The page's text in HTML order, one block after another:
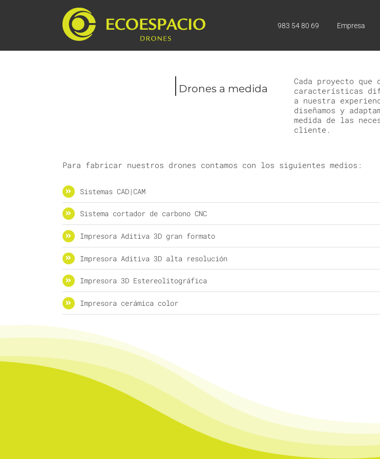
983 54 80 69 Empresa
Drones a medida
Cada proyecto que
características
a nuestra
diseñamos y
medida de las
cliente.
Para fabricar nuestros drones contamos con los siguientes medios:
Sistemas CAD|CAM
Sistema cortador de carbono CNC
Impresora Aditiva 3D gran formato
Impresora Aditiva 3D alta resolución
Impresora 3D Estereolitográfica
Impresora cerámica color